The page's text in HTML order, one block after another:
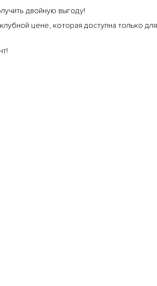
двойную выгоду!
цене, которая доступна только для